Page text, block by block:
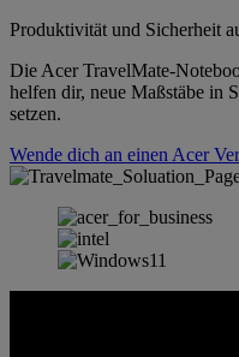
Produktivität und Sicherheit
Die Acer TravelMate-
helfen dir, neue Maßstäbe in
setzen.
Wende dich an einen Acer